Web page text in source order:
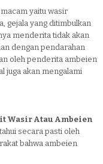
yaitu wasir
gejala yang ditimbulkan
menderita tidak akan
dengan pendarahan
oleh penderita ambeien
juga akan mengalami
Wasir Atau Ambeien
secara pasti oleh
bahwa ambeien